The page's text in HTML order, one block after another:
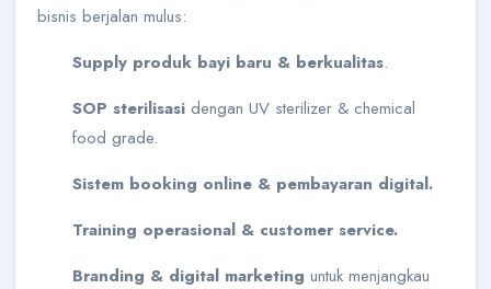
bisnis berjalan mulus:
Supply produk bayi baru & berkualitas.
SOP sterilisasi dengan UV sterilizer & chemical
food grade.
Sistem booking online & pembayaran digital.
Training operasional & customer service.
Branding & digital marketing untuk menjangkau